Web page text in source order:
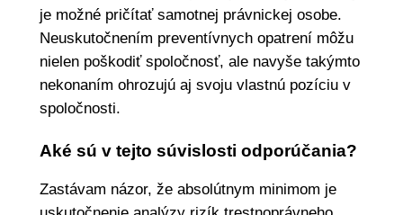
je možné pričítať samotnej právnickej osobe.
Neuskutočnením preventívnych opatrení môžu
nielen poškodiť spoločnosť, ale navyše takýmto
nekonaním ohrozujú aj svoju vlastnú pozíciu v
spoločnosti.
Aké sú v tejto súvislosti odporúčania?
Zastávam názor, že absolútnym minimom je